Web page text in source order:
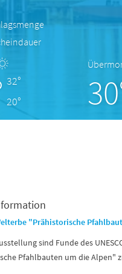
32°
20°
"Prähistorische
sind Funde des
Pfahlbauten um die Alpen"